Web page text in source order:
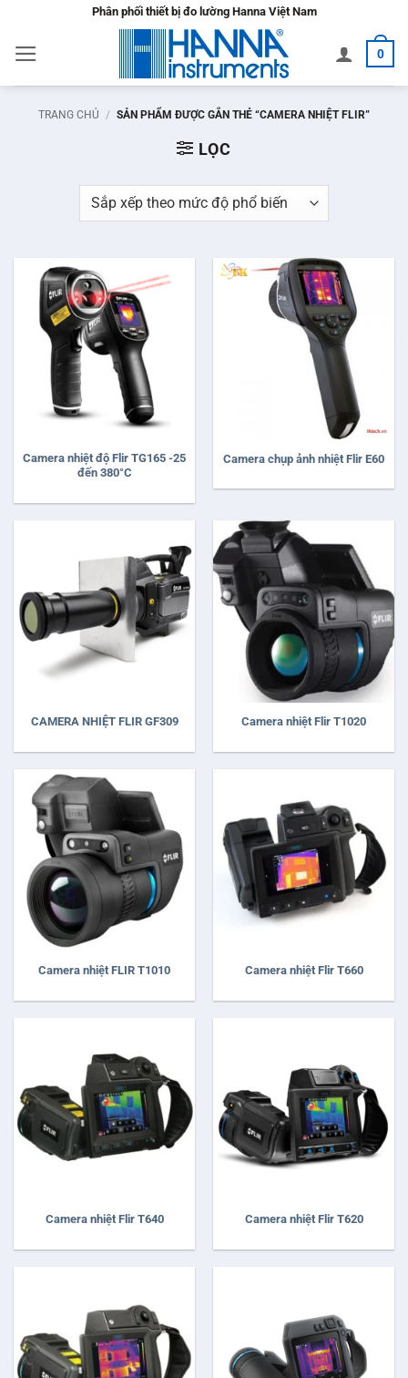
nội
dung
Phân phối thiết bị đo lường Hanna Việt Nam
0
TRANG CHỦ / SẢN PHẨM ĐƯỢC GẮN THẺ “CAMERA NHIỆT FLIR”
LỌC
Camera nhiệt độ Flir TG165 -25
đến 380°C
Camera chụp ảnh nhiệt Flir E60
CAMERA NHIỆT FLIR GF309 Camera nhiệt Flir T1020
Camera nhiệt FLIR T1010 Camera nhiệt Flir T660
Camera nhiệt Flir T640 Camera nhiệt Flir T620